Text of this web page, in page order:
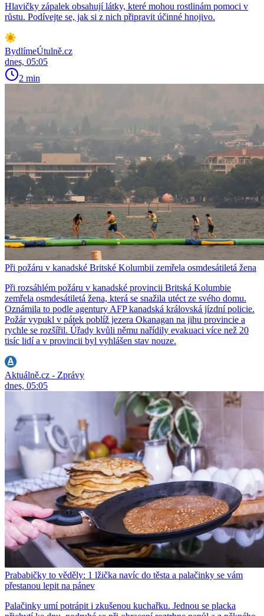
Hlavičky zápalek obsahují látky, které mohou rostlinám pomoci v
růstu. Podívejte se, jak si z nich připravit účinné hnojivo.
BydlímeÚtulně.cz
dnes, 05:05
2 min
Při požáru v kanadské Britské Kolumbii zemřela osmdesátiletá žena
Při rozsáhlém požáru v kanadské provincii Britská Kolumbie
zemřela osmdesátiletá žena, která se snažila utéct ze svého domu.
Oznámila to podle agentury AFP kanadská královská jízdní policie.
Požár vypukl v pátek poblíž jezera Okanagan na jihu provincie a
rychle se rozšířil. Úřady kvůli němu nařídily evakuaci více než 20
tisíc lidí a v provincii byl vyhlášen stav nouze.
Aktuálně.cz - Zprávy
dnes, 05:05
Prababičky to věděly: 1 lžička navíc do těsta a palačinky se vám
přestanou lepit na pánev
Palačinky umí potrápit i zkušenou kuchařku. Jednou se placka